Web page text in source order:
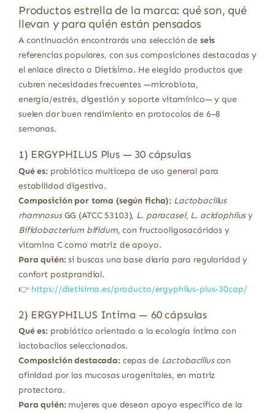
Productos estrella de la marca: qué son, qué
llevan y para quién están pensados
A continuación encontrarás una selección de seis
referencias populares, con sus composiciones destacadas y
el enlace directo a Dietísima. He elegido productos que
cubren necesidades frecuentes —microbiota,
energía/estrés, digestión y soporte vitamínico— y que
suelen dar buen rendimiento en protocolos de 6–8
semanas.
1) ERGYPHILUS Plus — 30 cápsulas
Qué es: probiótico multicepa de uso general para
estabilidad digestiva.
Composición por toma (según ficha): Lactobacillus
rhamnosusGG (ATCC 53103), L. paracasei, L. acidophilusy
Bifidobacterium bifidum, con fructooligosacáridos y
vitamina C como matriz de apoyo.
Para quién:si buscas una base diaria para regularidad y
confort postprandial.
👉 https://dietisima.es/producto/ergyphilus-plus-30cap/
2) ERGYPHILUS Intima — 60 cápsulas
Qué es: probiótico orientado a la ecología íntima con
lactobacilos seleccionados.
Composición destacada:cepas de Lactobacilluscon
afinidad por las mucosas urogenitales, en matriz
protectora.
Para quién:mujeres que desean apoyo específico de la